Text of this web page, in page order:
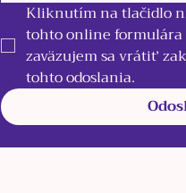
Kliknutím na tlačidlo
tohto online
zaväzujem sa vrátiť
tohto odoslania.